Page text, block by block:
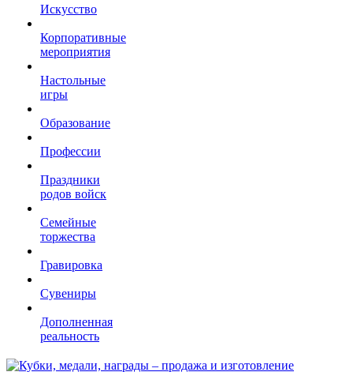
Искусство
Корпоративные
мероприятия
Настольные
игры
Образование
Профессии
Праздники
родов войск
Семейные
торжества
Гравировка
Сувениры
Дополненная
реальность